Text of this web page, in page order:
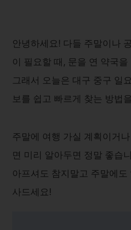
안녕하세요! 다들 주말이나
이 필요할 때, 문을 연 약국
그래서 오늘은 대구 중구 일
보를 쉽고 빠르게 찾는 방법
주말에 여행 가실 계획이거
면 미리 알아두면 정말 좋습
아프셔도 참지말고 주말에도
사드세요!